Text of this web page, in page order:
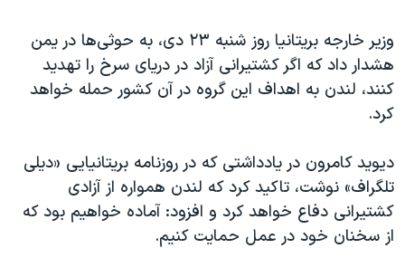
آرشیو پخش زنده
مجموعه مستندهای دادخواهی
تریبونال مردمی آبان ۹۸
قانون شفافیت دارائی کادر رهبری ایران
اعتراضات مردمی آبان ۹۸
اسرائیل در جنگ
وزیر خارجه بریتانیا روز شنبه ۲۳ دی، به حوثی‌ها در یمن
هشدار داد که اگر کشتیرانی آزاد در دریای سرخ را تهدید
کنند، لندن به اهداف این گروه در آن کشور حمله خواهد
کرد.
دیوید کامرون در یادداشتی که در روزنامه بریتانیایی «دیلی
تلگراف»‌ نوشت، تاکید کرد که لندن همواره از آزادی
کشتیرانی دفاع خواهد کرد و افزود: آماده خواهیم بود که
از سخنان خود در عمل حمایت کنیم.